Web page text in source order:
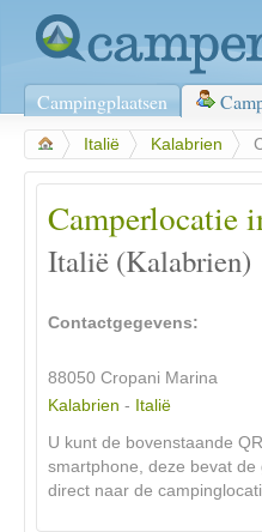
Campingplaatsen
Italië Kalabrien
Camperlocatie
Italië (Kalabrien)
Contactgegevens:
88050 Cropani Marina
Kalabrien - Italië
U kunt de bovenstaande
smartphone, deze bevat
direct naar de